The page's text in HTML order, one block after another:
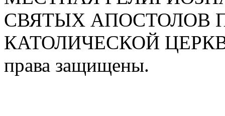
СВЯТЫХ АПОСТОЛОВ
КАТОЛИЧЕСКОЙ
права защищены.